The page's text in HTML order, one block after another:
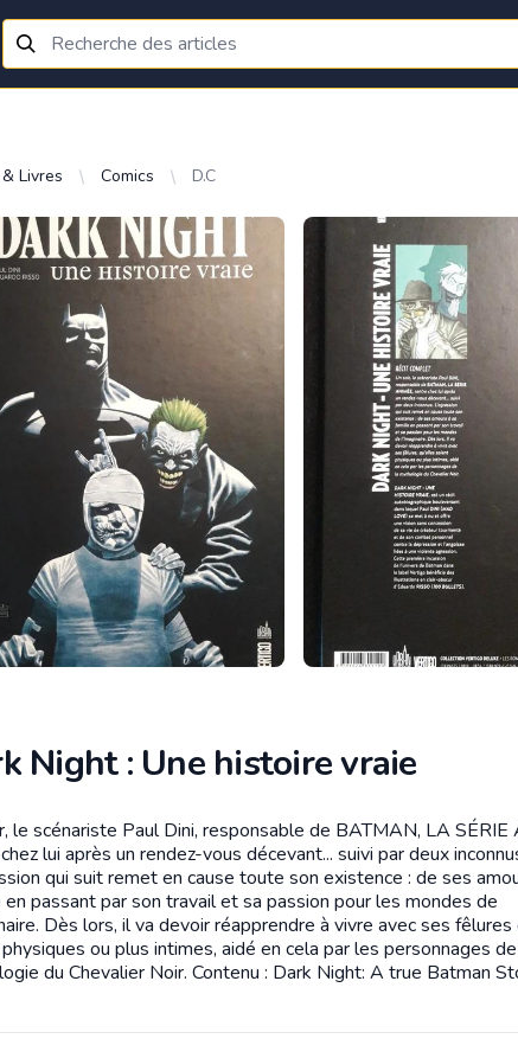
Livres Comics D.C
Night : Une histoire vraie
le scénariste Paul Dini, responsable de BATMAN, LA SÉRIE
lui après un rendez-vous décevant... suivi par deux
qui suit remet en cause toute son existence : de ses
passant par son travail et sa passion pour les mondes de
Dès lors, il va devoir réapprendre à vivre avec ses
ou plus intimes, aidé en cela par les personnages
du Chevalier Noir. Contenu : Dark Night: A true Batman